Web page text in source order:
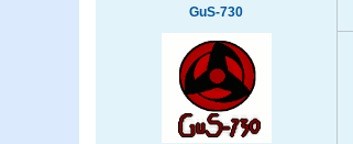
GuS-730